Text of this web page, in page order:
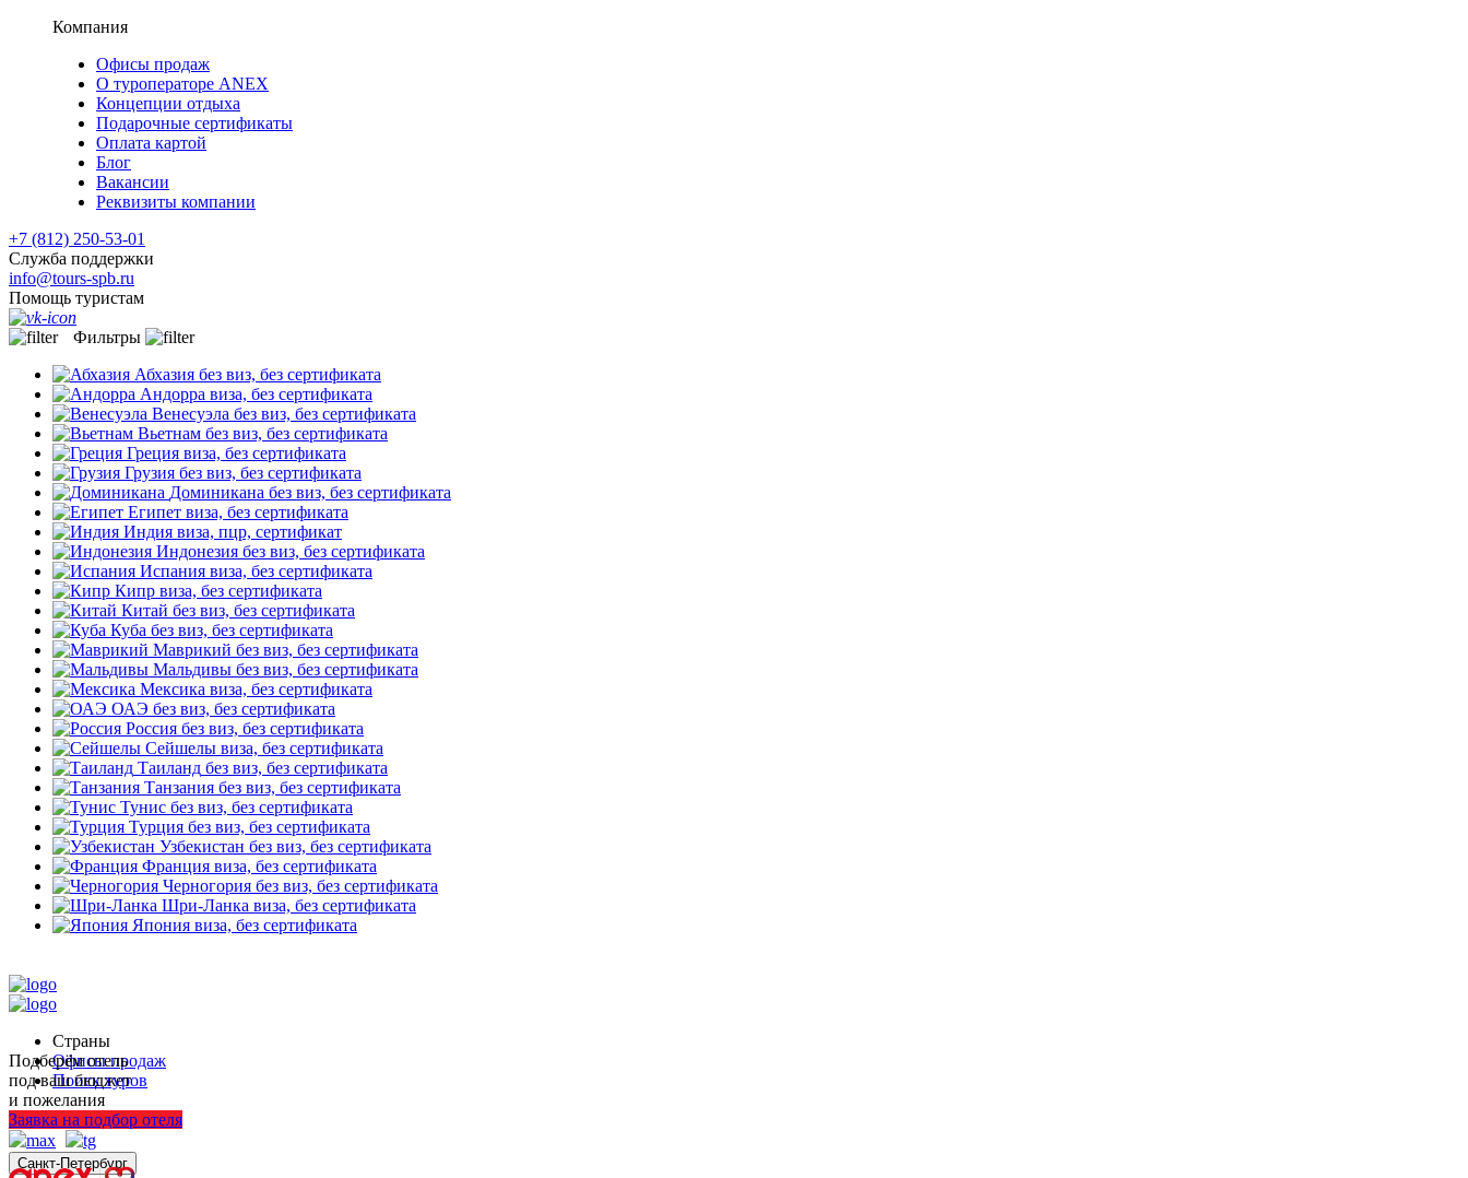
Компания
Офисы продаж
О туроператоре ANEX
Концепции отдыха
Подарочные сертификаты
Оплата картой
Блог
Вакансии
Реквизиты компании
+7 (812) 250-53-01
Служба поддержки
info@tours-spb.ru
Помощь туристам
Фильтры
Абхазия без виз, без сертификата
Андорра виза, без сертификата
Венесуэла без виз, без сертификата
Вьетнам без виз, без сертификата
Греция виза, без сертификата
Грузия без виз, без сертификата
Доминикана без виз, без сертификата
Египет виза, без сертификата
Индия виза, пцр, сертификат
Индонезия без виз, без сертификата
Испания виза, без сертификата
Кипр виза, без сертификата
Китай без виз, без сертификата
Куба без виз, без сертификата
Маврикий без виз, без сертификата
Мальдивы без виз, без сертификата
Мексика виза, без сертификата
ОАЭ без виз, без сертификата
Россия без виз, без сертификата
Сейшелы виза, без сертификата
Таиланд без виз, без сертификата
Танзания без виз, без сертификата
Тунис без виз, без сертификата
Турция без виз, без сертификата
Узбекистан без виз, без сертификата
Франция виза, без сертификата
Черногория без виз, без сертификата
Шри-Ланка виза, без сертификата
Япония виза, без сертификата
Страны
Офисы продаж
Поиск туров
+7 (812) 250-53-01
Санкт-Петербург
Подберём отель
под ваш бюджет
и пожелания
Заявка на подбор отеля